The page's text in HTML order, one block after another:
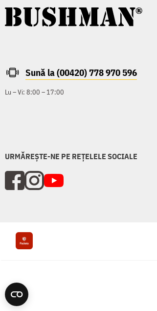
Sună la (00420) 778 970 596
Lu – Vi: 8:00 – 17:00
URMĂREȘTE-NE PE REȚELELE SOCIALE